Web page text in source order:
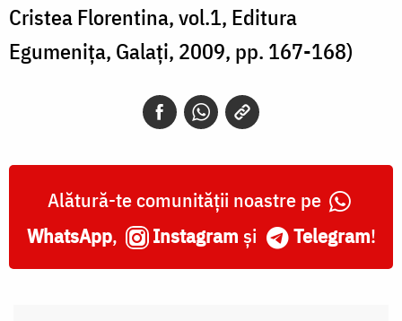
Cristea Florentina, vol.1, Editura
Egumenița, Galați, 2009, pp. 167-168)
Alătură-te comunității noastre pe
WhatsApp, Instagram și Telegram!